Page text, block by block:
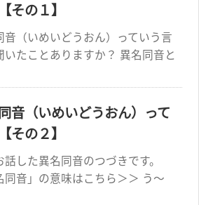
その１】
音（いめいどうおん）っていう言
いたことありますか？ 異名同音と
音（いめいどうおん）って
その２】
話した異名同音のつづきです。
同音」の意味はこちら＞＞ う～